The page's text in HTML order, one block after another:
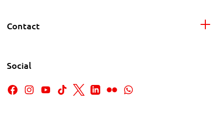
Contact
Social